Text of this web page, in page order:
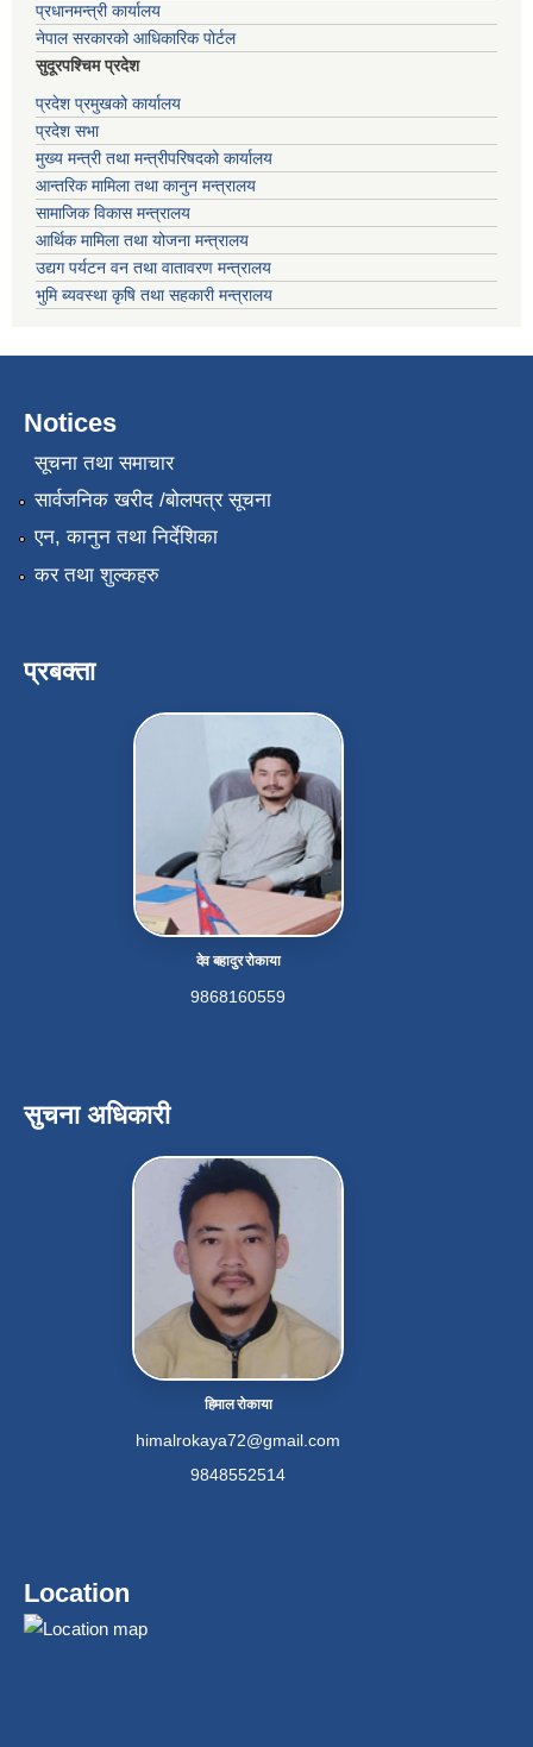
प्रधानमन्त्री कार्यालय
नेपाल सरकारको आधिकारिक पोर्टल
सुदूरपश्चिम प्रदेश
प्रदेश प्रमुखको कार्यालय
प्रदेश सभा
मुख्य मन्त्री तथा मन्त्रीपरिषदको कार्यालय
आन्तरिक मामिला तथा कानुन मन्त्रालय
सामाजिक विकास मन्त्रालय
आर्थिक मामिला तथा योजना मन्त्रालय
उद्यग पर्यटन वन तथा वातावरण मन्त्रालय
भुमि ब्यवस्था कृषि तथा सहकारी मन्त्रालय
Notices
सूचना तथा समाचार
सार्वजनिक खरीद /बोलपत्र सूचना
एन, कानुन तथा निर्देशिका
कर तथा शुल्कहरु
प्रबक्ता
देव बहादुर रोकाया
9868160559
सुचना अधिकारी
हिमाल रोकाया
himalrokaya72@gmail.com
9848552514
Location